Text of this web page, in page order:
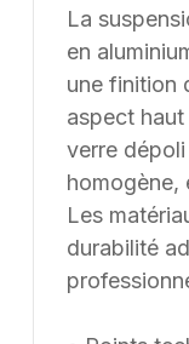
La
en
une finition
aspect
verre
homogène,
Les
durabilité